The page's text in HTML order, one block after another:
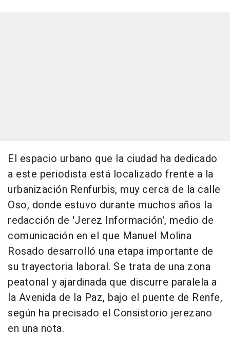
El espacio urbano que la ciudad ha dedicado
a este periodista está localizado frente a la
urbanización Renfurbis, muy cerca de la calle
Oso, donde estuvo durante muchos años la
redacción de 'Jerez Información', medio de
comunicación en el que Manuel Molina
Rosado desarrolló una etapa importante de
su trayectoria laboral. Se trata de una zona
peatonal y ajardinada que discurre paralela a
la Avenida de la Paz, bajo el puente de Renfe,
según ha precisado el Consistorio jerezano
en una nota.